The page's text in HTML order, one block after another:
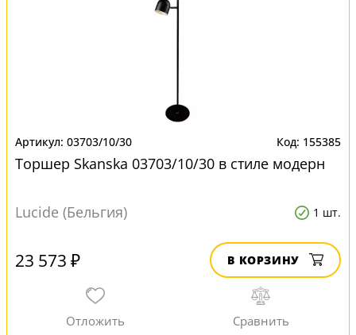
03703/10/30 155385
Торшер Skanska 03703/10/30 в стиле модерн
Lucide (Бельгия) 1 шт.
23 573 ₽ В КОРЗИНУ